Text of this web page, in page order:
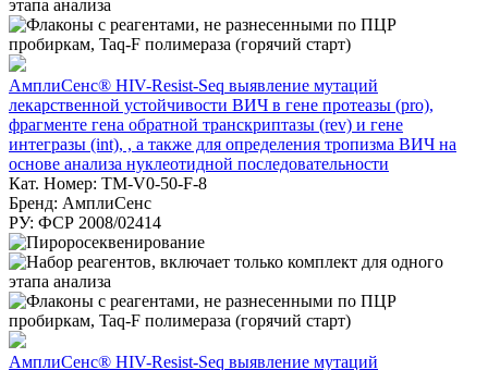
АмплиСенс® HIV-Resist-Seq выявление мутаций
лекарственной устойчивости ВИЧ в гене протеазы (pro),
фрагменте гена обратной транскриптазы (rev) и гене
интегразы (int), , а также для определения тропизма ВИЧ на
основе анализа нуклеотидной последовательности
Кат. Номер: TM-V0-50-F-8
Бренд: АмплиСенс
РУ: ФСР 2008/02414
АмплиСенс® HIV-Resist-Seq выявление мутаций